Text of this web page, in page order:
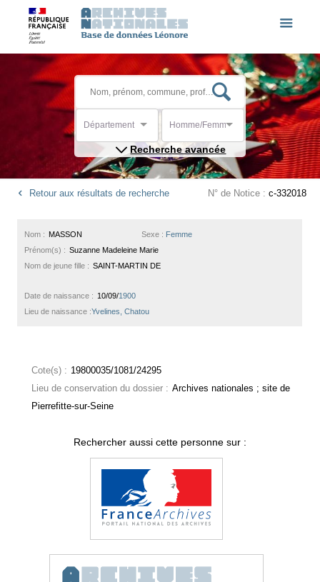
Département Homme/Femme
Recherche avancée
Retour aux résultats de recherche N° de Notice : c-332018
Sexe : Femme
Nom : MASSON
Prénom(s) : Suzanne Madeleine Marie
Nom de jeune fille : SAINT-MARTIN DE
Date de naissance : 10/09/1900
Lieu de naissance :Yvelines, Chatou
Cote(s) : 19800035/1081/24295
Lieu de conservation du dossier : Archives nationales ; site de
Pierrefitte-sur-Seine
Rechercher aussi cette personne sur :